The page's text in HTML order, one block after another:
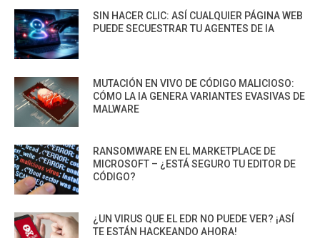
SIN HACER CLIC: ASÍ CUALQUIER PÁGINA WEB
PUEDE SECUESTRAR TU AGENTES DE IA
MUTACIÓN EN VIVO DE CÓDIGO MALICIOSO:
CÓMO LA IA GENERA VARIANTES EVASIVAS DE
MALWARE
RANSOMWARE EN EL MARKETPLACE DE
MICROSOFT – ¿ESTÁ SEGURO TU EDITOR DE
CÓDIGO?
¿UN VIRUS QUE EL EDR NO PUEDE VER? ¡ASÍ
TE ESTÁN HACKEANDO AHORA!